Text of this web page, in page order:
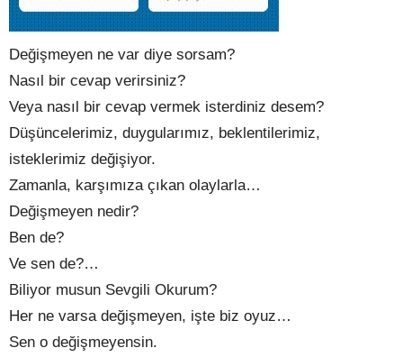
Değişmeyen ne var diye sorsam?
Nasıl bir cevap verirsiniz?
Veya nasıl bir cevap vermek isterdiniz desem?
Düşüncelerimiz, duygularımız, beklentilerimiz,
isteklerimiz değişiyor.
Zamanla, karşımıza çıkan olaylarla…
Değişmeyen nedir?
Ben de?
Ve sen de?…
Biliyor musun Sevgili Okurum?
Her ne varsa değişmeyen, işte biz oyuz…
Sen o değişmeyensin.